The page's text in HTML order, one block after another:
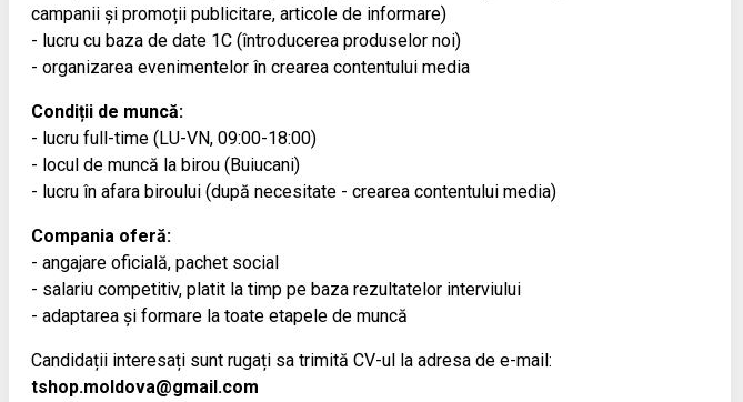
campanii și promoții publicitare, articole de informare)
- lucru cu baza de date 1С (întroducerea produselor noi)
- organizarea evenimentelor în crearea contentului media
Condiții de muncă:
- lucru full-time (LU-VN, 09:00-18:00)
- locul de muncă la birou (Buiucani)
- lucru în afara biroului (după necesitate - crearea contentului media)
Compania oferă:
- angajare oficială, pachet social
- salariu competitiv, platit la timp pe baza rezultatelor interviului
- adaptarea și formare la toate etapele de muncă
Candidații interesați sunt rugați sa trimită CV-ul la adresa de e-mail:
tshop.moldova@gmail.com